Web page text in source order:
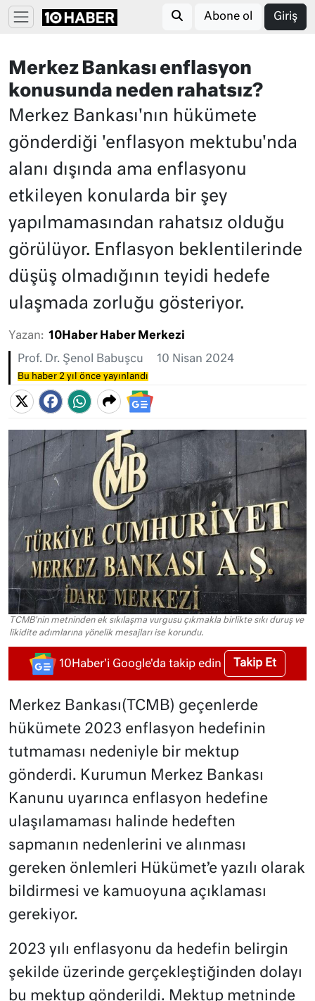
Abone ol Giriş
Merkez Bankası enflasyon
konusunda neden rahatsız?
Merkez Bankası'nın hükümete
gönderdiği 'enflasyon mektubu'nda
alanı dışında ama enflasyonu
etkileyen konularda bir şey
yapılmamasından rahatsız olduğu
görülüyor. Enflasyon beklentilerinde
düşüş olmadığının teyidi hedefe
ulaşmada zorluğu gösteriyor.
Yazan: 10Haber Haber Merkezi
Prof. Dr. Şenol Babuşcu 10 Nisan 2024
Bu haber 2 yıl önce yayınlandı
TCMB'nin metninden ek sıkılaşma vurgusu çıkmakla birlikte sıkı duruş ve
likidite adımlarına yönelik mesajları ise korundu.
10Haber'i Google'da takip edin Takip Et
Merkez Bankası(TCMB) geçenlerde
hükümete 2023 enflasyon hedefinin
tutmaması nedeniyle bir mektup
gönderdi. Kurumun Merkez Bankası
Kanunu uyarınca enflasyon hedefine
ulaşılamaması halinde hedeften
sapmanın nedenlerini ve alınması
gereken önlemleri Hükümet’e yazılı olarak
bildirmesi ve kamuoyuna açıklaması
gerekiyor.
2023 yılı enflasyonu da hedefin belirgin
şekilde üzerinde gerçekleştiğinden dolayı
bu mektup gönderildi. Mektup metninde